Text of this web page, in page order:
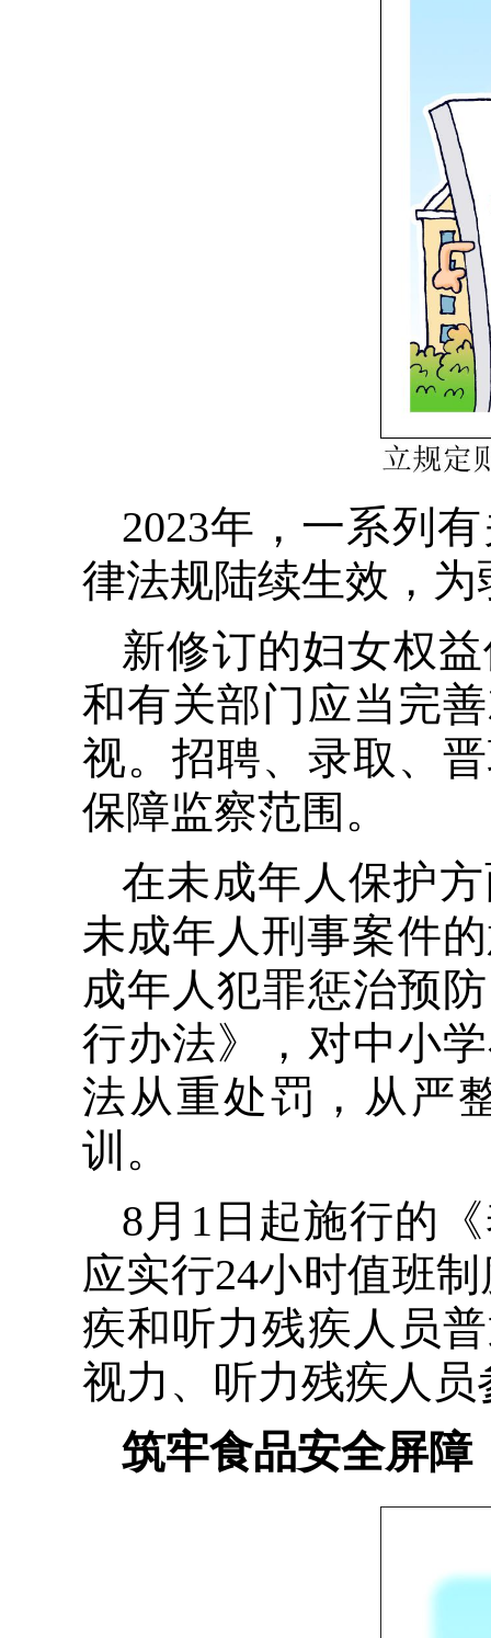
2023年，一系列
律法规陆续生效，
新修订的妇女权
和有关部门应当完
视。招聘、录取、
保障监察范围。
在未成年人保护
未成年人刑事案件
成年人犯罪惩治预
行办法》，对中小
法从重处罚，从严
训。
8月1日起施行的
应实行24小时值班
疾和听力残疾人员
视力、听力残疾人
筑牢食品安全屏障